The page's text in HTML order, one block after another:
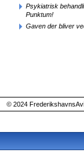
Psykiatrisk
Punktum!
Gaven der bliver
© 2024